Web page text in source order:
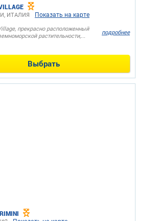
ИТАЛИЯ Показать на карте
прекрасно расположенный
растительности,...
подробнее
Выбрать